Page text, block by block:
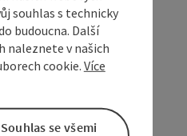
V okolí
souhlas s technicky
budoucna. Další
naleznete v našich
cookie. Více
Souhlas se všemi